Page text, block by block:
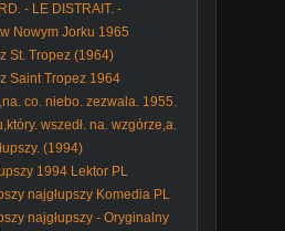
- LE DISTRAIT. -
Nowym Jorku 1965
St. Tropez (1964)
Saint Tropez 1964
co. niebo. zezwala. 1955.
wszedł. na. wzgórze,a.
(1994)
1994 Lektor PL
najgłupszy Komedia PL
najgłupszy - Oryginalny